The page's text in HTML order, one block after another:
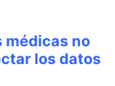
médicas no
los datos